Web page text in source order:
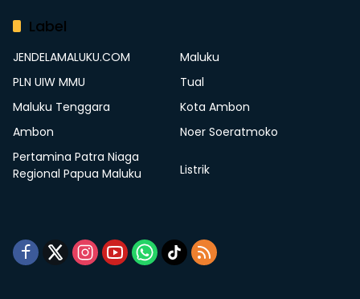
Label
JENDELAMALUKU.COM
Maluku
PLN UIW MMU
Tual
Maluku Tenggara
Kota Ambon
Ambon
Noer Soeratmoko
Pertamina Patra Niaga
Regional Papua Maluku
Listrik